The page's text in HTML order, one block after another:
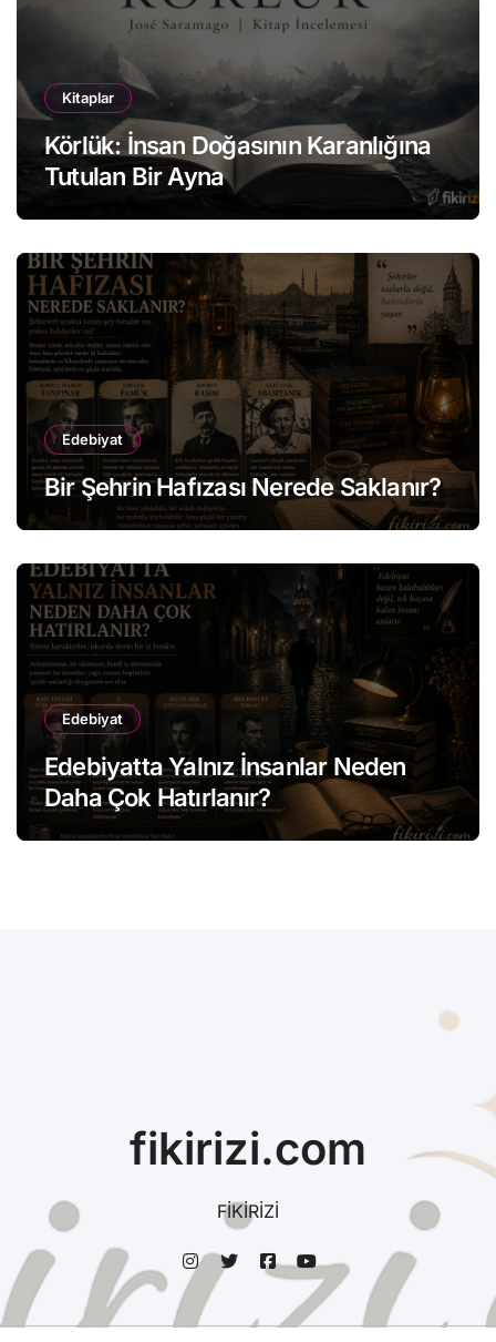
Kitaplar
Körlük: İnsan Doğasının Karanlığına
Tutulan Bir Ayna
Edebiyat
Bir Şehrin Hafızası Nerede Saklanır?
Edebiyat
Edebiyatta Yalnız İnsanlar Neden
Daha Çok Hatırlanır?
fikirizi.com
FİKİRİZİ